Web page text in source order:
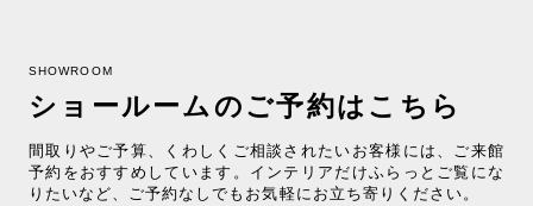
SHOWROOM
ショールームのご予約はこちら
間取りやご予算、くわしくご相談されたいお客様には、ご来館
予約をおすすめしています。インテリアだけふらっとご覧にな
りたいなど、ご予約なしでもお気軽にお立ち寄りください。